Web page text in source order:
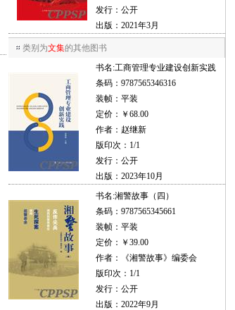
发行：公开
出版：2021年3月
类别为文集的其他图书
书名:工商管理专业建设创新实践
条码：9787565346316
装帧：平装
定价：￥68.00
作者：赵继新
版印次：1/1
发行：公开
出版：2023年10月
书名:湘警故事（四）
条码：9787565345661
装帧：平装
定价：￥39.00
作者：《湘警故事》编委会
版印次：1/1
发行：公开
出版：2022年9月